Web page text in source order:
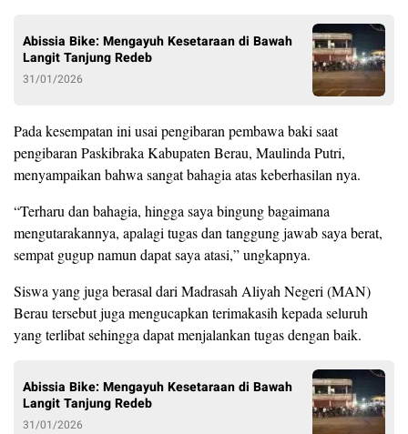
Abissia Bike: Mengayuh Kesetaraan di Bawah
Langit Tanjung Redeb
31/01/2026
Pada kesempatan ini usai pengibaran pembawa baki saat
pengibaran Paskibraka Kabupaten Berau, Maulinda Putri,
menyampaikan bahwa sangat bahagia atas keberhasilan nya.
“Terharu dan bahagia, hingga saya bingung bagaimana
mengutarakannya, apalagi tugas dan tanggung jawab saya berat,
sempat gugup namun dapat saya atasi,” ungkapnya.
Siswa yang juga berasal dari Madrasah Aliyah Negeri (MAN)
Berau tersebut juga mengucapkan terimakasih kepada seluruh
yang terlibat sehingga dapat menjalankan tugas dengan baik.
Abissia Bike: Mengayuh Kesetaraan di Bawah
Langit Tanjung Redeb
31/01/2026